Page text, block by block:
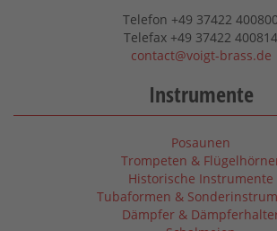
Telefon +49 37422 400800
Telefax +49 37422 400814
contact@voigt-brass.de
Instrumente
Posaunen
Trompeten &
Historische Instrumente
Tubaformen &
Dämpfer &